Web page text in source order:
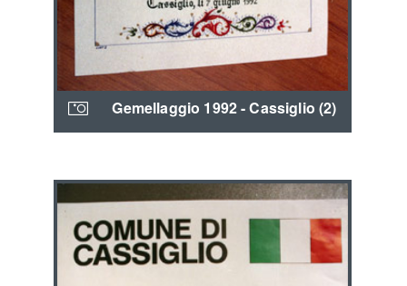
Gemellaggio 1992 - Cassiglio (2)